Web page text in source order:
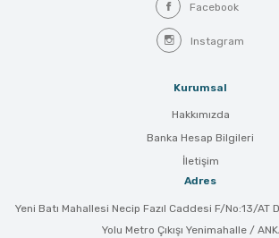
Facebook
Instagram
Kurumsal
Hakkımızda
Banka Hesap Bilgileri
İletişim
Adres
Yeni Batı Mahallesi Necip Fazıl Caddesi F/No:13/AT
Yolu Metro Çıkışı Yenimahalle /